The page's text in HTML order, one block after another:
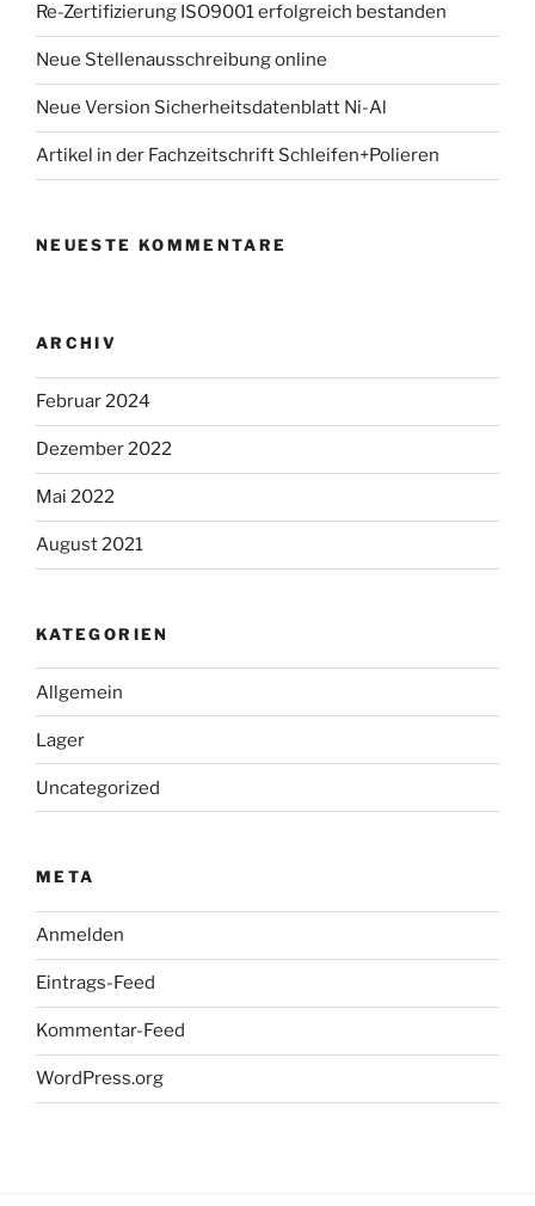
Re-Zertifizierung ISO9001 erfolgreich bestanden
Neue Stellenausschreibung online
Neue Version Sicherheitsdatenblatt Ni-Al
Artikel in der Fachzeitschrift Schleifen+Polieren
NEUESTE KOMMENTARE
ARCHIV
Februar 2024
Dezember 2022
Mai 2022
August 2021
KATEGORIEN
Allgemein
Lager
Uncategorized
META
Anmelden
Eintrags-Feed
Kommentar-Feed
WordPress.org